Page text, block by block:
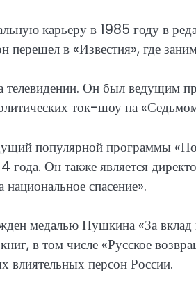
карьеру в 1985 году в
перешел в «Известия», где
Он был ведущим
ток-шоу на «Седьмом
популярной программы
года. Он также является
спасение».
медалью Пушкина «За вклад
книг, в том числе «Русское
влиятельных персон России.